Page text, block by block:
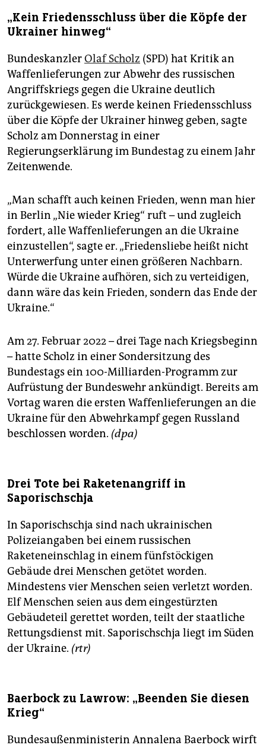
„Kein Friedensschluss über die Köpfe der
Ukrainer hinweg“
BundeskanzlerOlaf Scholz (SPD) hat Kritik an
Waffenlieferungen zur Abwehr des russischen
Angriffskriegs gegen die Ukraine deutlich
zurückgewiesen. Es werde keinen Friedensschluss
über die Köpfe der Ukrainer hinweg geben, sagte
Scholz am Donnerstag in einer
Regierungserklärung im Bundestag zu einem Jahr
Zeitenwende.
„Man schafft auch keinen Frieden, wenn man hier
in Berlin „Nie wieder Krieg“ ruft – und zugleich
fordert, alle Waffenlieferungen an die Ukraine
einzustellen“, sagte er. „Friedensliebe heißt nicht
Unterwerfung unter einen größeren Nachbarn.
Würde die Ukraine aufhören, sich zu verteidigen,
dann wäre das kein Frieden, sondern das Ende der
Ukraine.“
Am 27. Februar 2022 – drei Tage nach Kriegsbeginn
– hatte Scholz in einer Sondersitzung des
Bundestags ein 100-Milliarden-Programm zur
Aufrüstung der Bundeswehr ankündigt. Bereits am
Vortag waren die ersten Waffenlieferungen an die
Ukraine für den Abwehrkampf gegen Russland
beschlossen worden. (dpa)
Drei Tote bei Raketenangriff in
Saporischschja
In Saporischschja sind nach ukrainischen
Polizeiangaben bei einem russischen
Raketeneinschlag in einem fünfstöckigen
Gebäude drei Menschen getötet worden.
Mindestens vier Menschen seien verletzt worden.
Elf Menschen seien aus dem eingestürzten
Gebäudeteil gerettet worden, teilt der staatliche
Rettungsdienst mit. Saporischschja liegt im Süden
der Ukraine. (rtr)
Baerbock zu Lawrow: „Beenden Sie diesen
Krieg“
Bundesaußenministerin Annalena Baerbock wirft